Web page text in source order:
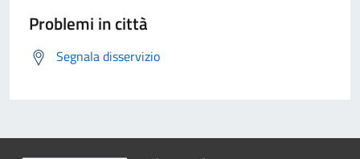
Problemi in città
Segnala disservizio